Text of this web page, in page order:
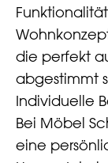
die perfekt
abgestimmt
Individuelle
Bei Möbel
eine